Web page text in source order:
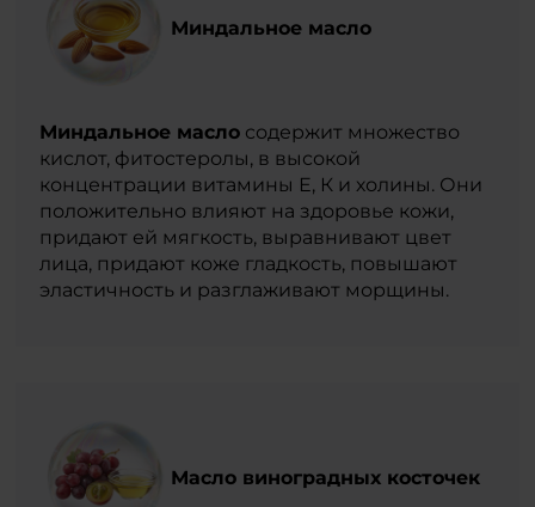
Миндальное масло
Миндальное масло содержит множество
кислот, фитостеролы, в высокой
концентрации витамины Е, К и холины. Они
положительно влияют на здоровье кожи,
придают ей мягкость, выравнивают цвет
лица, придают коже гладкость, повышают
эластичность и разглаживают морщины.
Масло виноградных косточек